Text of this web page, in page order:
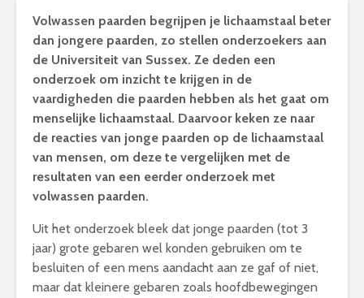
Volwassen paarden begrijpen je lichaamstaal beter
dan jongere paarden, zo stellen onderzoekers aan
de Universiteit van Sussex. Ze deden een
onderzoek om inzicht te krijgen in de
vaardigheden die paarden hebben als het gaat om
menselijke lichaamstaal. Daarvoor keken ze naar
de reacties van jonge paarden op de lichaamstaal
van mensen, om deze te vergelijken met de
resultaten van een eerder onderzoek met
volwassen paarden.
Uit het onderzoek bleek dat jonge paarden (tot 3
jaar) grote gebaren wel konden gebruiken om te
besluiten of een mens aandacht aan ze gaf of niet,
maar dat kleinere gebaren zoals hoofdbewegingen